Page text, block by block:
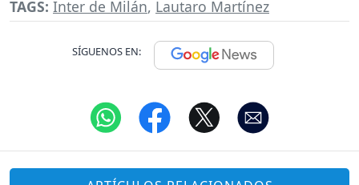
TAGS: Inter de Milán, Lautaro Martínez
SÍGUENOS EN: